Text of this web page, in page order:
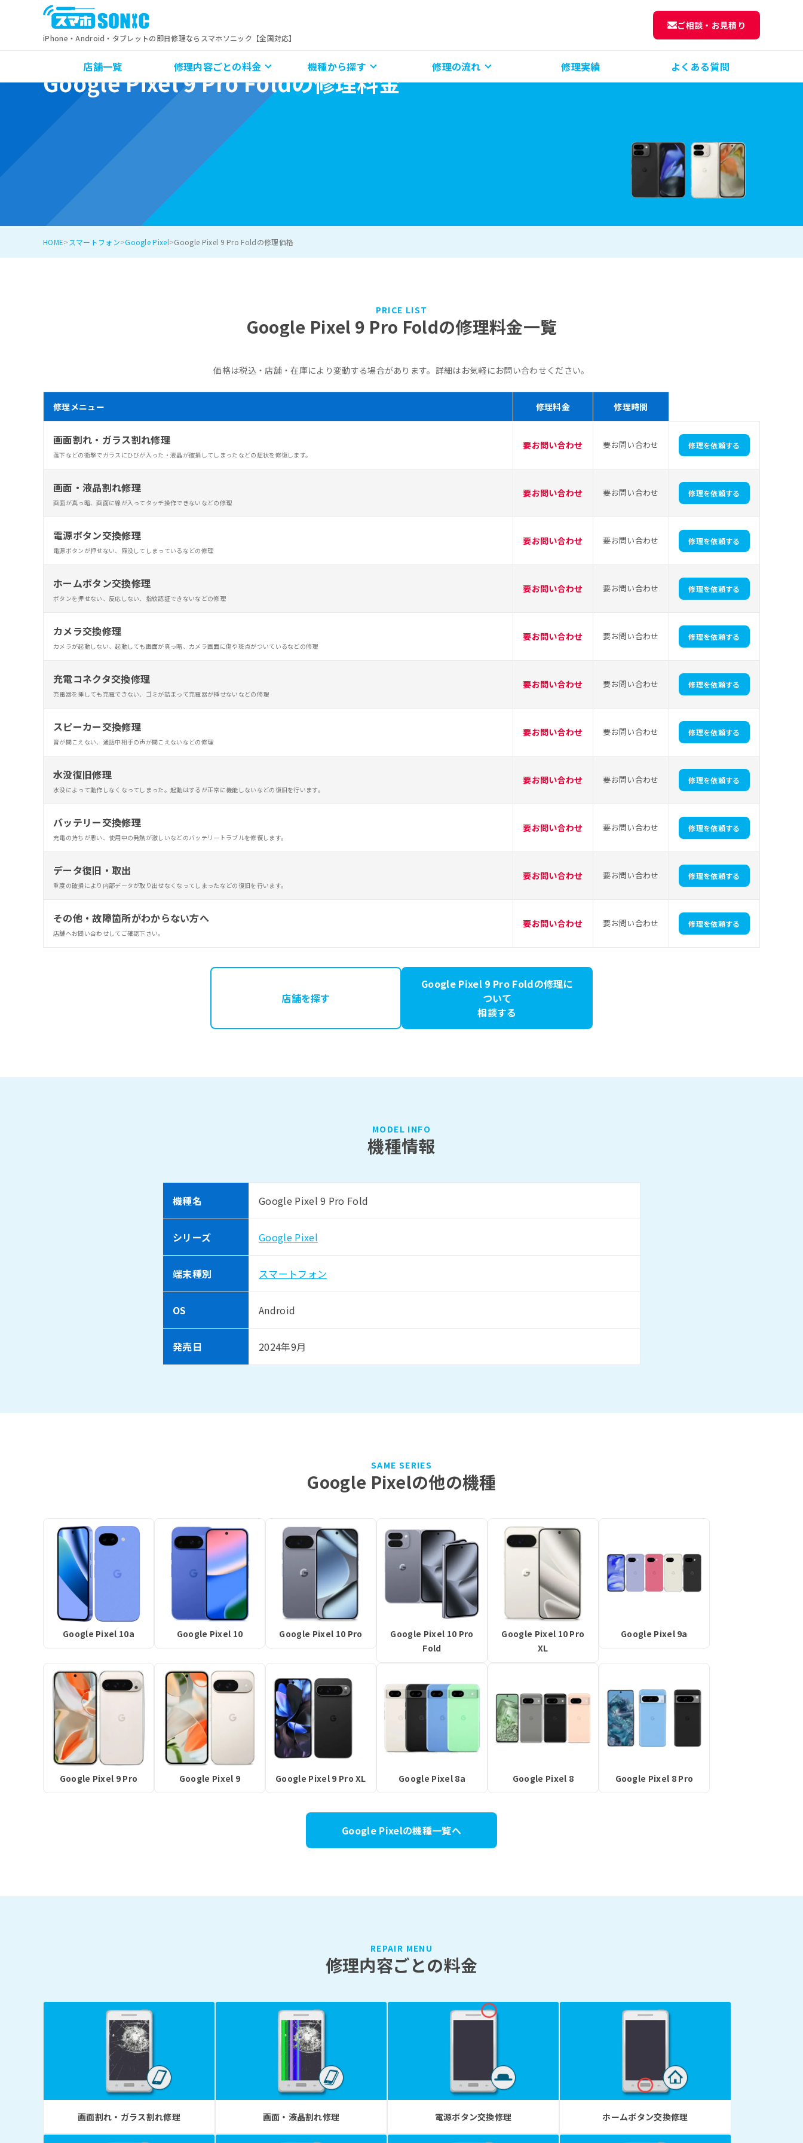
iPhone・Android・タブレットの即日修理ならスマホソニック【全国対応】
ご相談・お見積り
店舗一覧 修理内容ごとの料金 機種から探す 修理の流れ 修理実績 よくある質問
Google Pixel 9 Pro Foldの修理料金
HOME スマートフォン Google Pixel Google Pixel 9 Pro Foldの修理価格
PRICE LIST
Google Pixel 9 Pro Foldの修理料金一覧
価格は税込・店舗・在庫により変動する場合があります。詳細はお気軽にお問い合わせください。
修理メニュー 修理料金 修理時間
画面割れ・ガラス割れ修理
落下などの衝撃でガラスにひびが入った・液晶が破損してしまったなどの症状を修復します。
要お問い合わせ 要お問い合わせ 修理を依頼する
画面・液晶割れ修理
画面が真っ暗、画面に線が入ってタッチ操作できないなどの修理
要お問い合わせ 要お問い合わせ 修理を依頼する
電源ボタン交換修理
電源ボタンが押せない、陥没してしまっているなどの修理
要お問い合わせ 要お問い合わせ 修理を依頼する
ホームボタン交換修理
ボタンを押せない、反応しない、指紋認証できないなどの修理
要お問い合わせ 要お問い合わせ 修理を依頼する
カメラ交換修理
カメラが起動しない、起動しても画面が真っ暗、カメラ画面に傷や斑点がついているなどの修理
要お問い合わせ 要お問い合わせ 修理を依頼する
充電コネクタ交換修理
充電器を挿しても充電できない、ゴミが詰まって充電器が挿せないなどの修理
要お問い合わせ 要お問い合わせ 修理を依頼する
スピーカー交換修理
音が聞こえない、通話中相手の声が聞こえないなどの修理
要お問い合わせ 要お問い合わせ 修理を依頼する
水没復旧修理
水没によって動作しなくなってしまった。起動はするが正常に機能しないなどの復旧を行います。
要お問い合わせ 要お問い合わせ 修理を依頼する
バッテリー交換修理
充電の持ちが悪い、使用中の発熱が激しいなどのバッテリートラブルを修復します。
要お問い合わせ 要お問い合わせ 修理を依頼する
データ復旧・取出
重度の破損により内部データが取り出せなくなってしまったなどの復旧を行います。
要お問い合わせ 要お問い合わせ 修理を依頼する
その他・故障箇所がわからない方へ
店舗へお問い合わせしてご確認下さい。
要お問い合わせ 要お問い合わせ 修理を依頼する
店舗を探す
Google Pixel 9 Pro Foldの修理に
ついて
相談する
MODEL INFO
機種情報
機種名 Google Pixel 9 Pro Fold
シリーズ Google Pixel
端末種別 スマートフォン
OS Android
発売日 2024年9月
SAME SERIES
Google Pixelの他の機種
Google Pixel 10a Google Pixel 10 Google Pixel 10 Pro
Google Pixel 10 Pro
Fold
Google Pixel 10 Pro
XL
Google Pixel 9a
Google Pixel 9 Pro Google Pixel 9 Google Pixel 9 Pro XL Google Pixel 8a Google Pixel 8 Google Pixel 8 Pro
Google Pixelの機種一覧へ
REPAIR MENU
修理内容ごとの料金
画面割れ・ガラス割れ修理 画面・液晶割れ修理 電源ボタン交換修理 ホームボタン交換修理